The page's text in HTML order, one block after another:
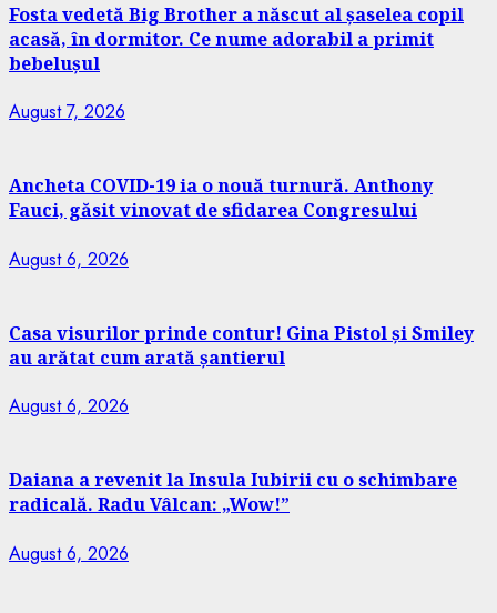
Fosta vedetă Big Brother a născut al șaselea copil
acasă, în dormitor. Ce nume adorabil a primit
bebelușul
August 7, 2026
Ancheta COVID-19 ia o nouă turnură. Anthony
Fauci, găsit vinovat de sfidarea Congresului
August 6, 2026
Casa visurilor prinde contur! Gina Pistol și Smiley
au arătat cum arată șantierul
August 6, 2026
Daiana a revenit la Insula Iubirii cu o schimbare
radicală. Radu Vâlcan: „Wow!”
August 6, 2026